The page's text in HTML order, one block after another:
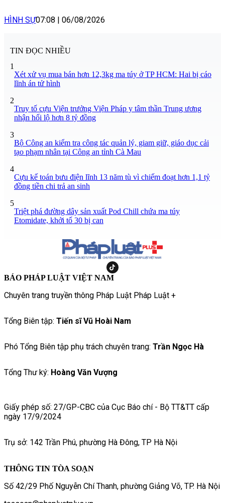
HÌNH SỰ07:08 06/08/2026
TIN ĐỌC NHIỀU
1
Xét xử vụ mua bán hơn 12,3kg ma túy ở TP HCM: Hai bị cáo
lĩnh án tử hình
2
Truy tố cựu Viện trưởng Viện Pháp y tâm thần Trung ương
nhận hối lộ hơn 8 tỷ đồng
3
Bộ Công an kiểm tra công tác quản lý, giam giữ, giáo dục cải
tạo phạm nhân tại Công an tỉnh Cà Mau
4
Cựu kế toán bưu điện lĩnh 13 năm tù vì chiếm đoạt hơn 1,1 tỷ
đồng tiền chi trả an sinh
5
Triệt phá đường dây sản xuất Pod Chill chứa ma túy
Etomidate, khởi tố 30 bị can
BÁO PHÁP LUẬT VIỆT NAM
Chuyên trang truyền thông Pháp Luật Pháp Luật +
Tổng Biên tập: Tiến sĩ Vũ Hoài Nam
Phó Tổng Biên tập phụ trách chuyên trang: Trần Ngọc Hà
Tổng Thư ký: Hoàng Văn Vượng
Giấy phép số: 27/GP-CBC của Cục Báo chí - Bộ TT&TT cấp
ngày 17/9/2024
Trụ sở: 142 Trần Phú, phường Hà Đông, TP Hà Nội
THÔNG TIN TÒA SOẠN
Số 42/29 Phố Nguyễn Chí Thanh, phường Giảng Võ, TP. Hà Nội